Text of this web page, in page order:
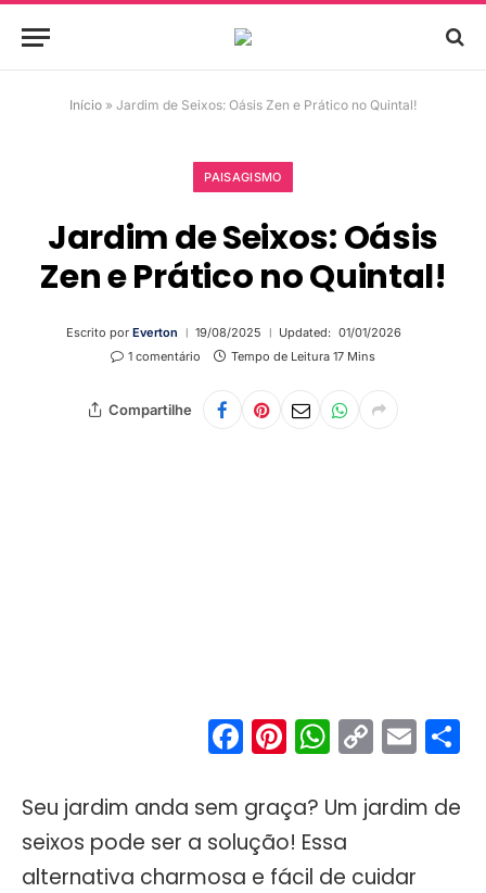
Início » Jardim de Seixos: Oásis Zen e Prático no Quintal!
PAISAGISMO
Jardim de Seixos: Oásis
Zen e Prático no Quintal!
Escrito por Everton 19/08/2025 Updated: 01/01/2026
1 comentário
Tempo de Leitura 17 Mins
Compartilhe
Facebook
Pinterest
Copy
Link
Seu jardim anda sem graça? Um jardim de
seixos pode ser a solução! Essa
alternativa charmosa e fácil de cuidar